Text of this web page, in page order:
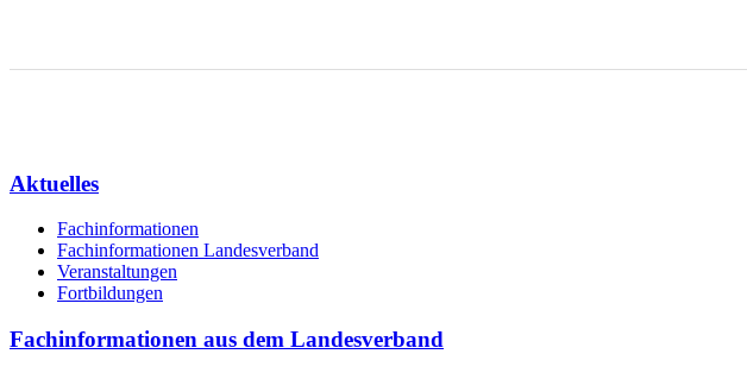
Aktuelles
Fachinformationen
Fachinformationen Landesverband
Veranstaltungen
Fortbildungen
Fachinformationen aus dem Landesverband